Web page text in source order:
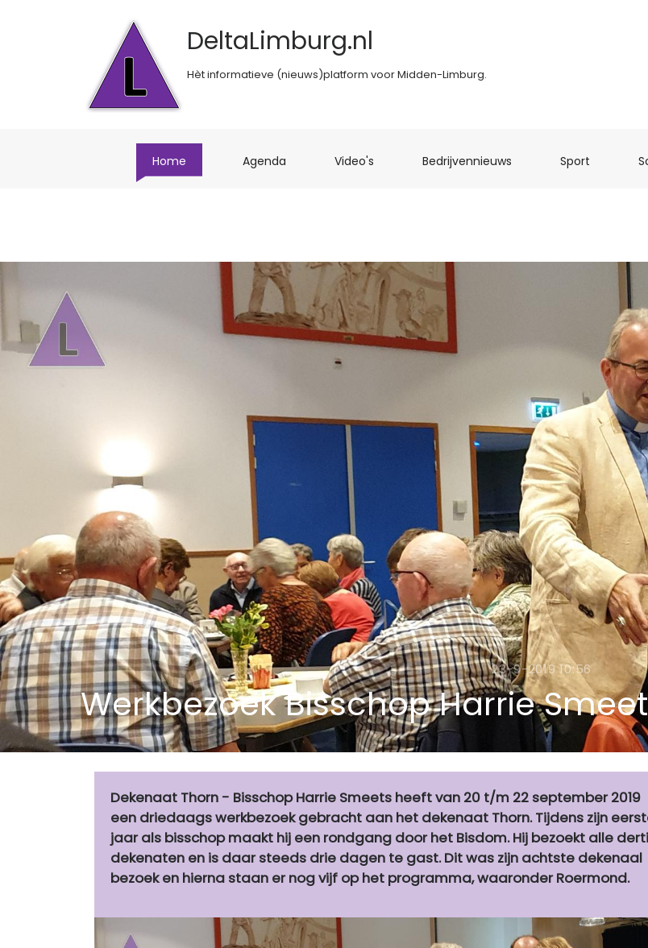
DeltaLimburg.nl
Hèt informatieve (nieuws)platform voor Midden-Limburg.
Home Agenda (current)Video's (current)Bedrijvennieuws (current)Sport (current)
23-9-2019 10:56
Werkbezoek Bisschop Harrie
Dekenaat Thorn - Bisschop Harrie Smeets heeft van 20 t/m 22 september 2019
een driedaags werkbezoek gebracht aan het dekenaat Thorn. Tijdens zijn
jaar als bisschop maakt hij een rondgang door het Bisdom. Hij bezoekt alle
dekenaten en is daar steeds drie dagen te gast. Dit was zijn achtste dekenaal
bezoek en hierna staan er nog vijf op het programma, waaronder Roermond.